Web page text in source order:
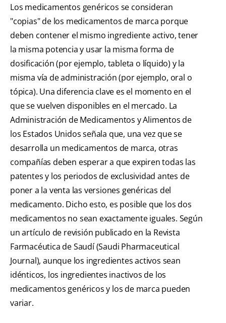
Los medicamentos genéricos se consideran
"copias" de los medicamentos de marca porque
deben contener el mismo ingrediente activo, tener
la misma potencia y usar la misma forma de
dosificación (por ejemplo, tableta o líquido) y la
misma vía de administración (por ejemplo, oral o
tópica). Una diferencia clave es el momento en el
que se vuelven disponibles en el mercado. La
Administración de Medicamentos y Alimentos de
los Estados Unidos señala que, una vez que se
desarrolla un medicamentos de marca, otras
compañías deben esperar a que expiren todas las
patentes y los periodos de exclusividad antes de
poner a la venta las versiones genéricas del
medicamento. Dicho esto, es posible que los dos
medicamentos no sean exactamente iguales. Según
un artículo de revisión publicado en la Revista
Farmacéutica de Saudí (Saudi Pharmaceutical
Journal), aunque los ingredientes activos sean
idénticos, los ingredientes inactivos de los
medicamentos genéricos y los de marca pueden
variar.